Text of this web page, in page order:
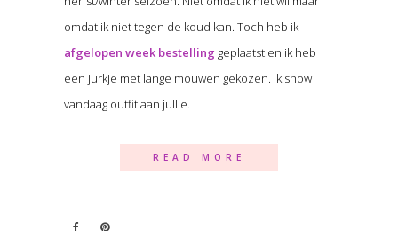
omdat ik niet tegen de koud kan. Toch heb ik
afgelopen week bestelling geplaatst en ik heb
een jurkje met lange mouwen gekozen. Ik show
vandaag outfit aan jullie.
READ MORE